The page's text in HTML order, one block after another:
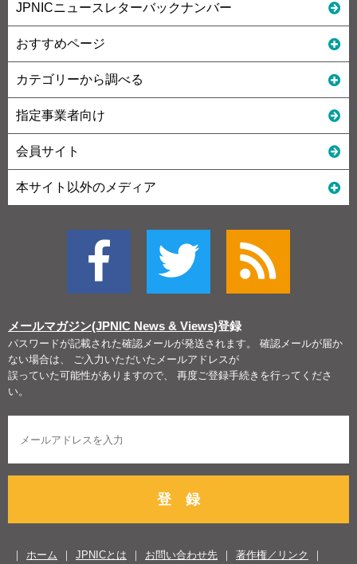
JPNICニュースレターバックナンバー
おすすめページ
カテゴリーから調べる
指定事業者向け
会員サイト
本サイト以外のメディア
メールマガジン(JPNIC News & Views)登録
パスワードが記載された確認メールが発送されます。 確認メールが届か
ない場合は、 ご入力いただいたメールアドレスが
誤っていた可能性がありますので、 再度ご登録手続きを行ってくださ
い。
登 録
ホーム JPNICとは お問い合わせ先
著作権／リンク